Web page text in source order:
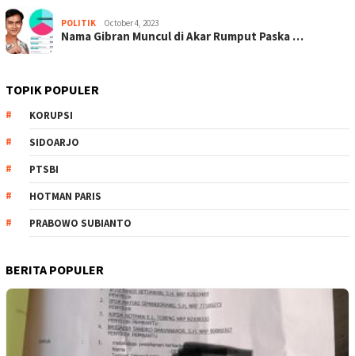
POLITIK October 4, 2023
Nama Gibran Muncul di Akar Rumput Paska …
TOPIK POPULER
KORUPSI
SIDOARJO
PTSBI
HOTMAN PARIS
PRABOWO SUBIANTO
BERITA POPULER